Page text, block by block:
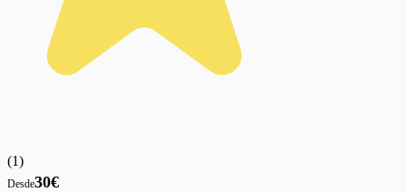
(1)
Desde30€